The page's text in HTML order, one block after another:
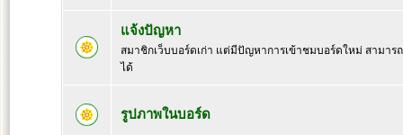
แจ้งปัญหา
สมาชิกเว็บบอร์ดเก่า แต่มีปัญหาการเข้าชมบอร์ดใหม่ สามา
ได้
รูปภาพในบอร์ด